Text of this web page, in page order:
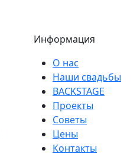
Информация
О нас
Наши свадьбы
BACKSTAGE
Проекты
Советы
Цены
Контакты